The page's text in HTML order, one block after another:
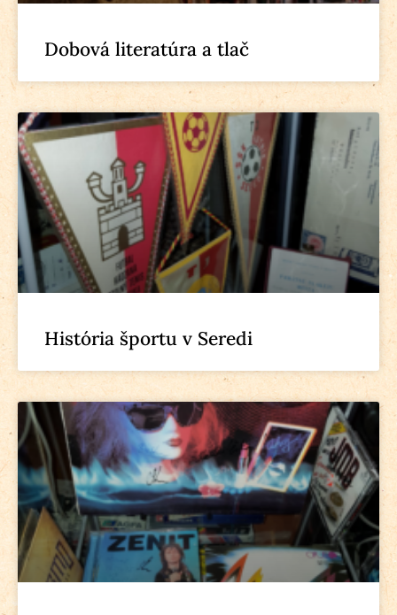
Dobová literatúra a tlač
História športu v Seredi